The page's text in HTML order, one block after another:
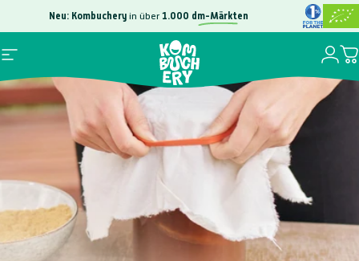
Neu: Kombuchery in über 1.000 dm-Märkten
100.000
Seitennavigation
Kombuchery
Login